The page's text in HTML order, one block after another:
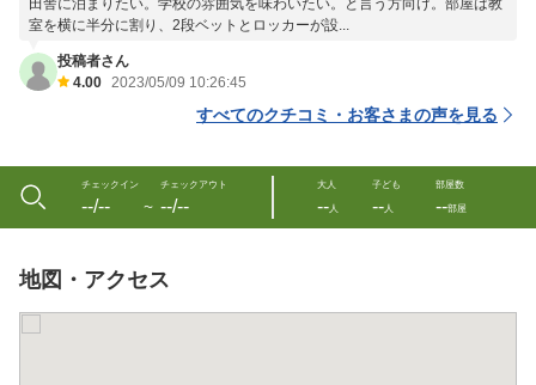
田舎に泊まりたい。学校の雰囲気を味わいたい。と言う方向け。部屋は教
室を横に半分に割り、2段ベットとロッカーが設...
投稿者さん
4.00 2023/05/09 10:26:45
すべてのクチコミ・お客さまの声を見る
チェックイン
--/-- 〜
チェックアウト
--/--
大人
--人
子ども
--人
部屋数
--部屋
地図・アクセス